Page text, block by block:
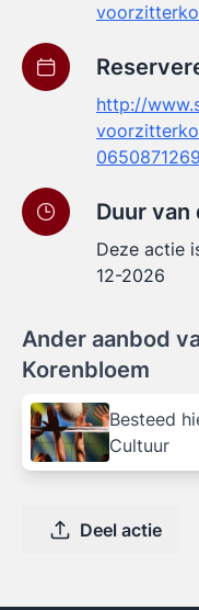
http://
0650871269
Duur van
Deze actie
12-2026
Ander aanbod
Korenbloem
Besteed
Cultuur
Deel actie